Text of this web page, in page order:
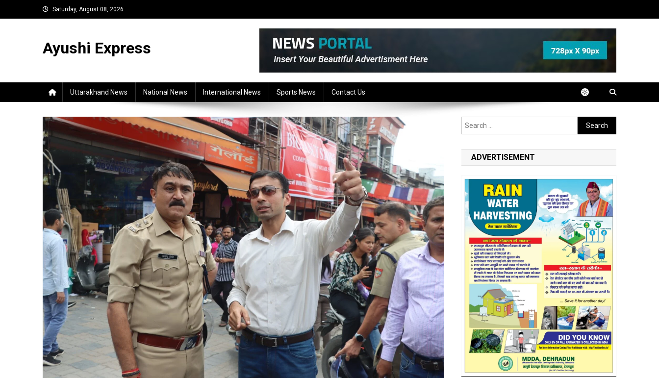
to
Saturday, August 08, 2026
Ayushi Express
Uttarakhand News National News International News Sports News Contact Us
Search
for:
ADVERTISEMENT